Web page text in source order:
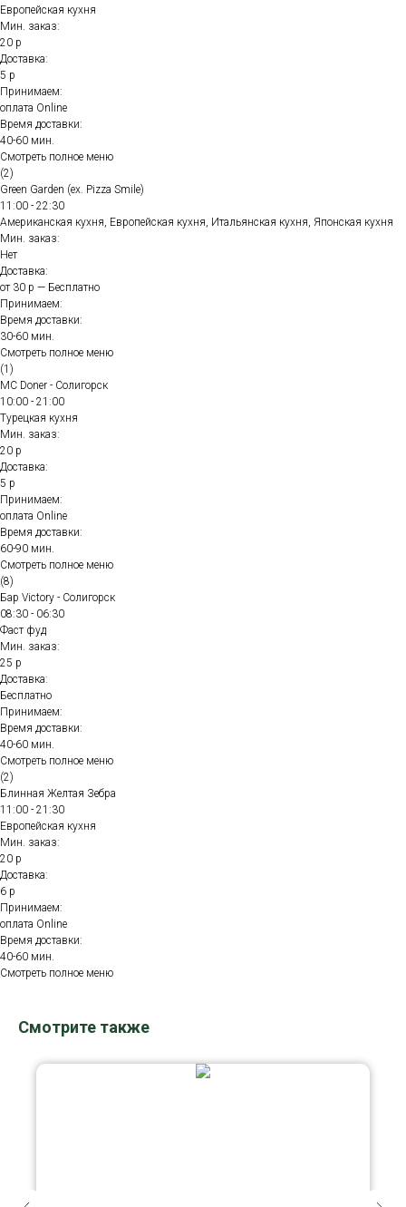
Европейская кухня
Мин. заказ:
20 р
Доставка:
5 р
Принимаем:
оплата Online
Время доставки:
40-60 мин.
Смотреть полное меню
(2)
Green Garden (ex. Pizza Smile)
11:00 - 22:30
Американская кухня, Европейская кухня, Итальянская кухня, Японская кухня
Мин. заказ:
Нет
Доставка:
от 30 р — Бесплатно
Принимаем:
Время доставки:
30-60 мин.
Смотреть полное меню
(1)
MC Doner - Солигорск
10:00 - 21:00
Турецкая кухня
Мин. заказ:
20 р
Доставка:
5 р
Принимаем:
оплата Online
Время доставки:
60-90 мин.
Смотреть полное меню
(8)
Бар Victory - Солигорск
08:30 - 06:30
Фаст фуд
Мин. заказ:
25 р
Доставка:
Бесплатно
Принимаем:
Время доставки:
40-60 мин.
Смотреть полное меню
(2)
Блинная Желтая Зебра
11:00 - 21:30
Европейская кухня
Мин. заказ:
20 р
Доставка:
6 р
Принимаем:
оплата Online
Время доставки:
40-60 мин.
Смотреть полное меню
Смотрите также